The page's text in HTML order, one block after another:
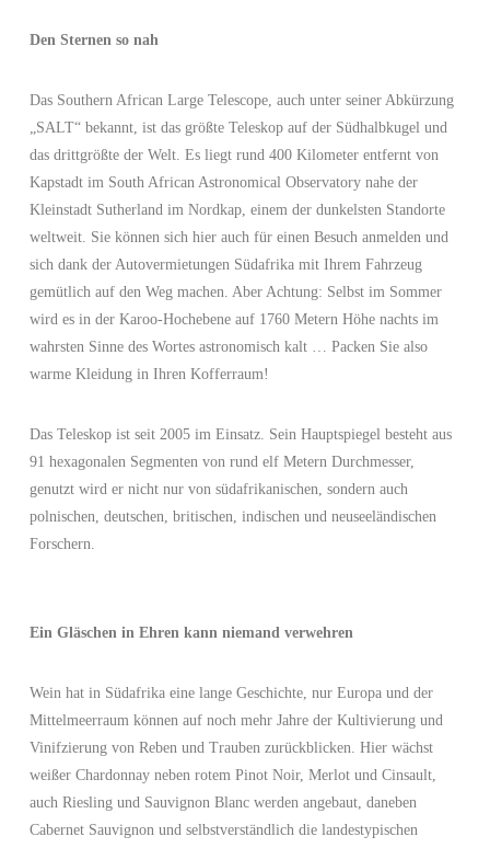
Den Sternen so nah
Das Southern African Large Telescope, auch unter seiner Abkürzung
„SALT“ bekannt, ist das größte Teleskop auf der Südhalbkugel und
das drittgrößte der Welt. Es liegt rund 400 Kilometer entfernt von
Kapstadt im South African Astronomical Observatory nahe der
Kleinstadt Sutherland im Nordkap, einem der dunkelsten Standorte
weltweit. Sie können sich hier auch für einen Besuch anmelden und
sich dank der Autovermietungen Südafrika mit Ihrem Fahrzeug
gemütlich auf den Weg machen. Aber Achtung: Selbst im Sommer
wird es in der Karoo-Hochebene auf 1760 Metern Höhe nachts im
wahrsten Sinne des Wortes astronomisch kalt … Packen Sie also
warme Kleidung in Ihren Kofferraum!
Das Teleskop ist seit 2005 im Einsatz. Sein Hauptspiegel besteht aus
91 hexagonalen Segmenten von rund elf Metern Durchmesser,
genutzt wird er nicht nur von südafrikanischen, sondern auch
polnischen, deutschen, britischen, indischen und neuseeländischen
Forschern.
Ein Gläschen in Ehren kann niemand verwehren
Wein hat in Südafrika eine lange Geschichte, nur Europa und der
Mittelmeerraum können auf noch mehr Jahre der Kultivierung und
Vinifzierung von Reben und Trauben zurückblicken. Hier wächst
weißer Chardonnay neben rotem Pinot Noir, Merlot und Cinsault,
auch Riesling und Sauvignon Blanc werden angebaut, daneben
Cabernet Sauvignon und selbstverständlich die landestypischen